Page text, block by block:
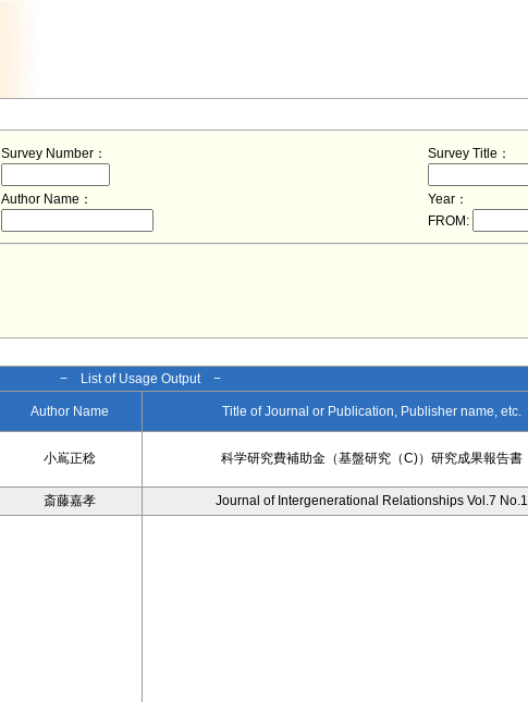
Survey Number： Survey Title：
Author Name：
Year：
FROM:
− List of Usage Output −
Author Name Title of Journal or Publication, Publisher name, etc.
小嶌正稔 科学研究費補助金（基盤研究（C)）研究成果報告書
斎藤嘉孝 Journal of Intergenerational Relationships Vol.7 No.1